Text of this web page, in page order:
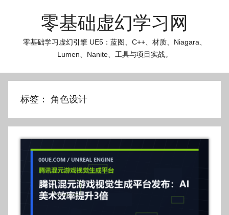
零基础虚幻学习网
零基础学习虚幻引擎 UE5：蓝图、C++、材质、Niagara、
Lumen、Nanite、工具与项目实战。
标签： 角色设计